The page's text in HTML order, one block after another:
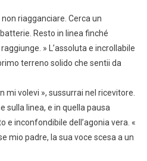
riagganciare. Cerca un
Resto in linea finché
» L’assoluta e incrollabile
terreno solido che sentii da
mi volevi », sussurrai nel ricevitore.
sulla linea, e in quella pausa
e inconfondibile dell’agonia vera. «
mio padre, la sua voce scesa a un